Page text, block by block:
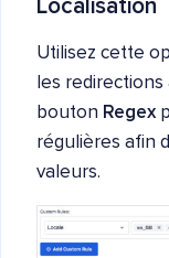
Localisation
Utilisez cette
les
bouton Regex
régulières afin
valeurs.